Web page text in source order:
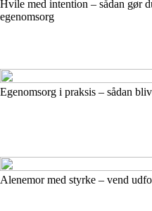
Hvile med intention – sådan gør
egenomsorg
Egenomsorg i praksis – sådan
Alenemor med styrke – vend